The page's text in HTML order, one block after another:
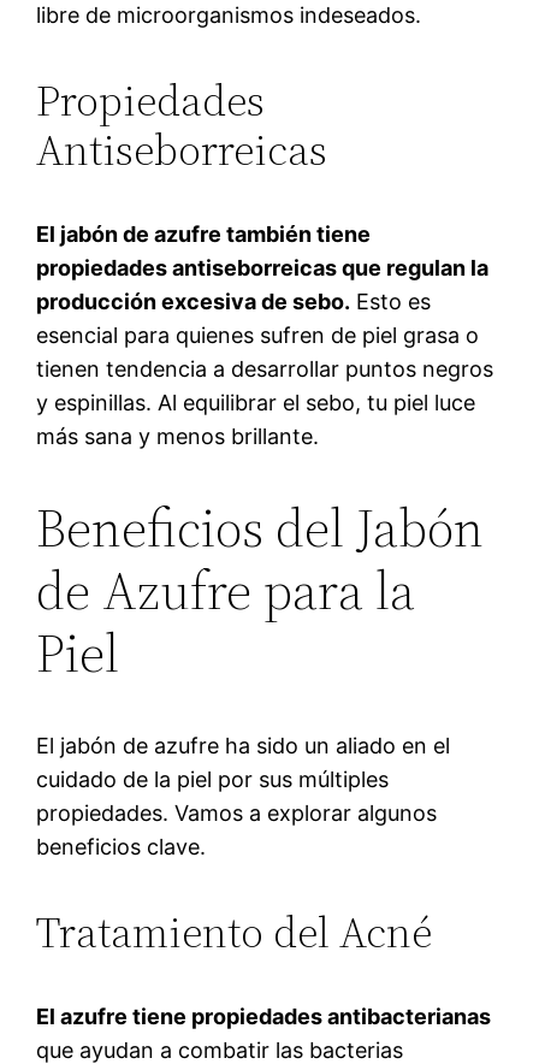
libre de microorganismos indeseados.
Propiedades
Antiseborreicas
El jabón de azufre también tiene
propiedades antiseborreicas que regulan la
producción excesiva de sebo. Esto es
esencial para quienes sufren de piel grasa o
tienen tendencia a desarrollar puntos negros
y espinillas. Al equilibrar el sebo, tu piel luce
más sana y menos brillante.
Beneficios del Jabón
de Azufre para la
Piel
El jabón de azufre ha sido un aliado en el
cuidado de la piel por sus múltiples
propiedades. Vamos a explorar algunos
beneficios clave.
Tratamiento del Acné
El azufre tiene propiedades antibacterianas
que ayudan a combatir las bacterias